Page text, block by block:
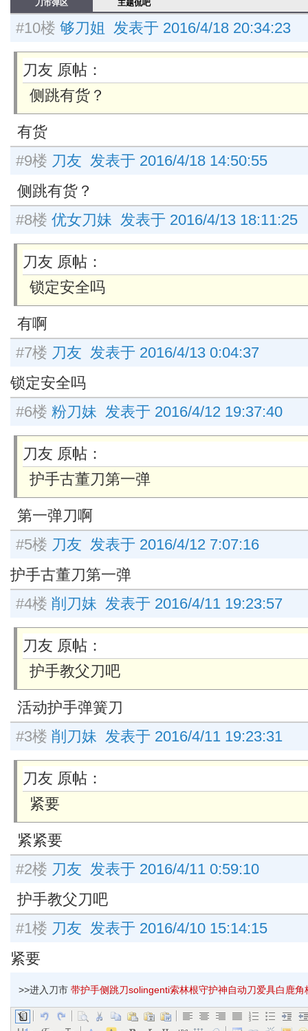
刀市弹区 主题侃吧
#10楼 够刀姐 发表于 2016/4/18 20:34:23
刀友 原帖：
侧跳有货？
有货
#9楼 刀友 发表于 2016/4/18 14:50:55
侧跳有货？
#8楼 优女刀妹 发表于 2016/4/13 18:11:25
刀友 原帖：
锁定安全吗
有啊
#7楼 刀友 发表于 2016/4/13 0:04:37
锁定安全吗
#6楼 粉刀妹 发表于 2016/4/12 19:37:40
刀友 原帖：
护手古董刀第一弹
第一弹刀啊
#5楼 刀友 发表于 2016/4/12 7:07:16
护手古董刀第一弹
#4楼 削刀妹 发表于 2016/4/11 19:23:57
刀友 原帖：
护手教父刀吧
活动护手弹簧刀
#3楼 削刀妹 发表于 2016/4/11 19:23:31
刀友 原帖：
紧要
紧紧要
#2楼 刀友 发表于 2016/4/11 0:59:10
护手教父刀吧
#1楼 刀友 发表于 2016/4/10 15:14:15
紧要
>>进入刀市 带护手侧跳刀solingenti索林根守护神自动刀爱具白鹿